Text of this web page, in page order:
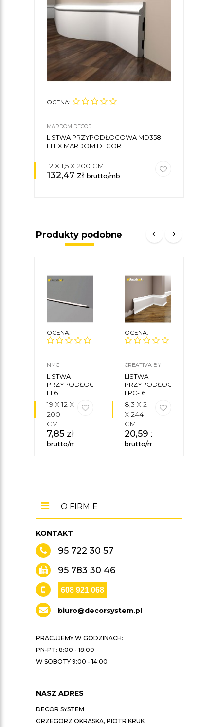
OCENA:
MARDOM DECOR
LISTWA PRZYPODŁOGOWA MD358
FLEX MARDOM DECOR
12 X 1,5 X 200 CM
132,47 zł brutto/mb
Produkty podobne
OCENA:
NMC
LISTWA
PRZYPODŁOGOWA
FL6
19 X 12 X
200
CM
7,85 zł
brutto/mb
OCENA:
CREATIVA BY
CEZAR
LISTWA
PRZYPODŁOGOWA
LPC-16
8,3 X 2
X 244
CM
20,59 zł
brutto/mb
KONTAKT
95 722 30 57
95 783 30 46
608 921 068
biuro@decorsystem.pl
PRACUJEMY W GODZINACH:
PN-PT: 8:00 - 18:00
W SOBOTY 9:00 - 14:00
NASZ ADRES
DECOR SYSTEM
GRZEGORZ OKRASKA, PIOTR KRUK
O FIRMIE